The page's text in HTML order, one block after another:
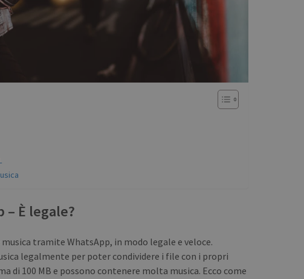
– È legale?
tramite WhatsApp, in modo legale e veloce.
legalmente per poter condividere i file con i propri
di 100 MB e possono contenere molta musica. Ecco come